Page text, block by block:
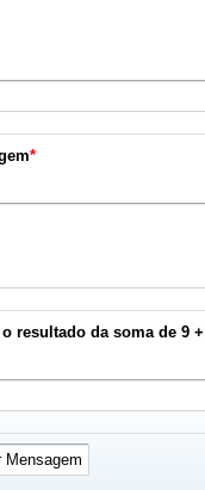
*
resultado da soma de 9